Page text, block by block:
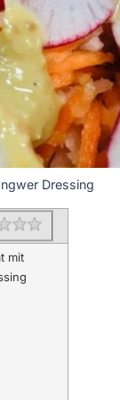
Dressing
1 star
2 stars
3 stars
4 stars
5 stars
mit